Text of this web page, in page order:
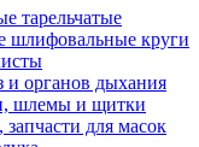
тарельчатые
шлифовальные круги
и органов дыхания
шлемы и щитки
для масок